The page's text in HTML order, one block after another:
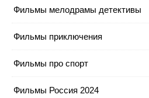
Фильмы мелодрамы детективы
Фильмы приключения
Фильмы про спорт
Фильмы Россия 2024